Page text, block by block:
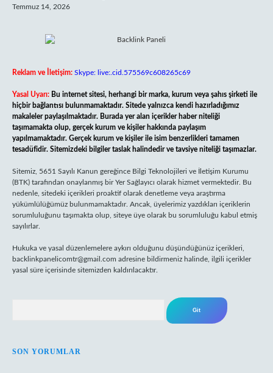
Temmuz 14, 2026
Reklam ve İletişim: Skype: live:.cid.575569c608265c69
Yasal Uyarı: Bu internet sitesi, herhangi bir marka, kurum veya şahıs şirketi ile
hiçbir bağlantısı bulunmamaktadır. Sitede yalnızca kendi hazırladığımız
makaleler paylaşılmaktadır. Burada yer alan içerikler haber niteliği
taşımamakta olup, gerçek kurum ve kişiler hakkında paylaşım
yapılmamaktadır. Gerçek kurum ve kişiler ile isim benzerlikleri tamamen
tesadüfidir. Sitemizdeki bilgiler taslak halindedir ve tavsiye niteliği taşımazlar.
Sitemiz, 5651 Sayılı Kanun gereğince Bilgi Teknolojileri ve İletişim Kurumu
(BTK) tarafından onaylanmış bir Yer Sağlayıcı olarak hizmet vermektedir. Bu
nedenle, sitedeki içerikleri proaktif olarak denetleme veya araştırma
yükümlülüğümüz bulunmamaktadır. Ancak, üyelerimiz yazdıkları içeriklerin
sorumluluğunu taşımakta olup, siteye üye olarak bu sorumluluğu kabul etmiş
sayılırlar.
Hukuka ve yasal düzenlemelere aykırı olduğunu düşündüğünüz içerikleri,
backlinkpanelicomtr@gmail.com adresine bildirmeniz halinde, ilgili içerikler
yasal süre içerisinde sitemizden kaldırılacaktır.
SON YORUMLAR